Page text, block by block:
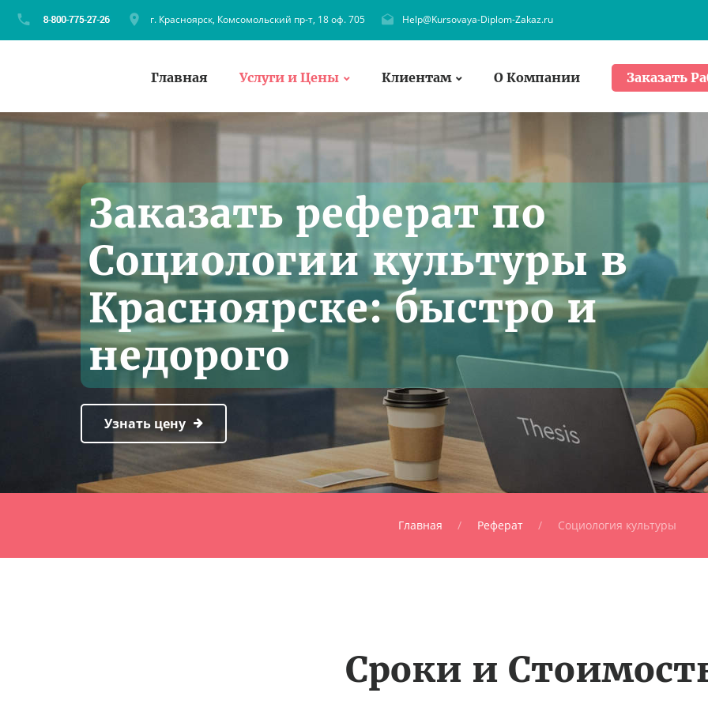
г. Красноярск, Комсомольский пр-т, 18 оф. 705 Help@Kursovaya-Diplom-Zakaz.ru
Главная Услуги и Цены Клиентам О Компании Заказать
Заказать реферат по
Социологии культуры в
Красноярске: быстро и
недорого
Узнать цену
Главная Реферат Социология культуры
Сроки и